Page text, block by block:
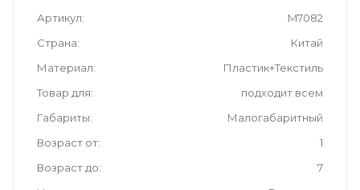
Артикул
M7082
Страна
Китай
Материал
Пластик+Текстиль
Товар для
подходит всем
Габариты
Малогабаритный
Возраст от
1
Возраст до
7